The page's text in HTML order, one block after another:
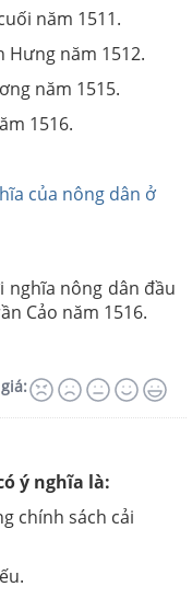
năm 1511.
Hưng năm 1512.
năm 1515.
1516.
của nông dân ở
nghĩa nông dân đầu
Cảo năm 1516.
ý nghĩa là:
chính sách cải